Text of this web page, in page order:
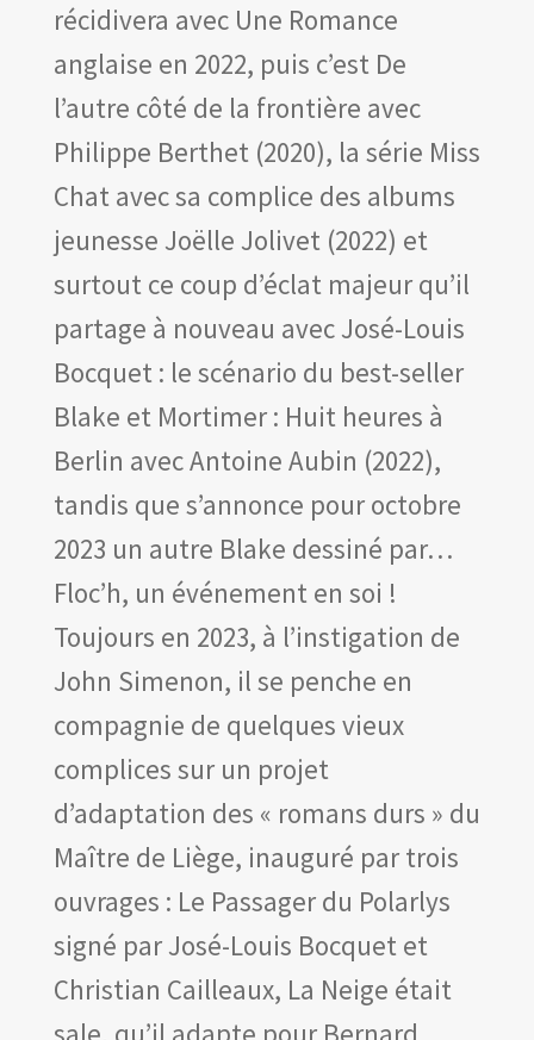
récidivera avec Une Romance
anglaise en 2022, puis c’est De
l’autre côté de la frontière avec
Philippe Berthet (2020), la série Miss
Chat avec sa complice des albums
jeunesse Joëlle Jolivet (2022) et
surtout ce coup d’éclat majeur qu’il
partage à nouveau avec José-Louis
Bocquet : le scénario du best-seller
Blake et Mortimer : Huit heures à
Berlin avec Antoine Aubin (2022),
tandis que s’annonce pour octobre
2023 un autre Blake dessiné par…
Floc’h, un événement en soi !
Toujours en 2023, à l’instigation de
John Simenon, il se penche en
compagnie de quelques vieux
complices sur un projet
d’adaptation des « romans durs » du
Maître de Liège, inauguré par trois
ouvrages : Le Passager du Polarlys
signé par José-Louis Bocquet et
Christian Cailleaux, La Neige était
sale, qu’il adapte pour Bernard